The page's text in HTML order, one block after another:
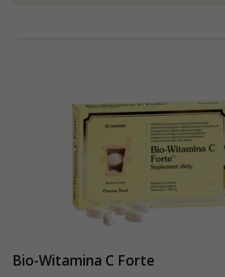
Bio-Witamina C Forte